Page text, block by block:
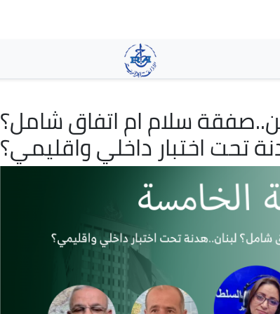
contenido
principal
سلام ام اتفاق شامل؟
تحت اختبار داخلي واقليمي؟